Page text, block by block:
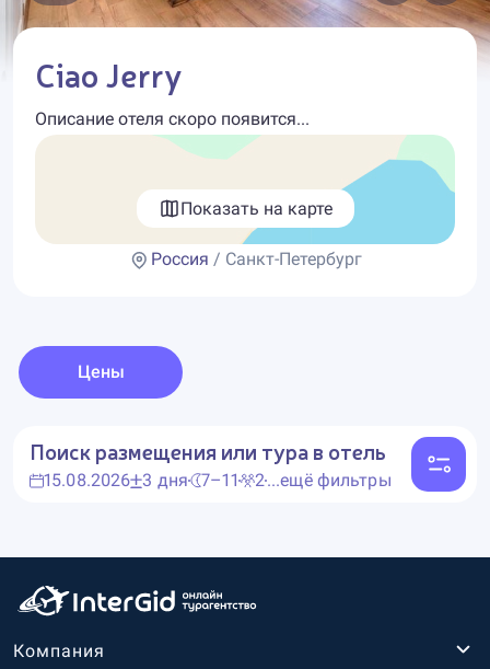
Ciao Jerry
Описание отеля скоро появится...
Показать на карте
Россия / Санкт-Петербург
Цены
Поиск размещения или тура в отель
15.08.2026 3 дня 7–11 2...ещё фильтры
Компания